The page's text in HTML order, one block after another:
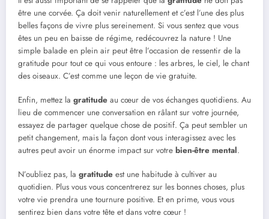
être une corvée. Ça doit venir naturellement et c’est l’une des plus
belles façons de vivre plus sereinement. Si vous sentez que vous
êtes un peu en baisse de régime, redécouvrez la nature ! Une
simple balade en plein air peut être l’occasion de ressentir de la
gratitude pour tout ce qui vous entoure : les arbres, le ciel, le chant
des oiseaux. C’est comme une leçon de vie gratuite.
Enfin, mettez la gratitude au cœur de vos échanges quotidiens. Au
lieu de commencer une conversation en râlant sur votre journée,
essayez de partager quelque chose de positif. Ça peut sembler un
petit changement, mais la façon dont vous interagissez avec les
autres peut avoir un énorme impact sur votre bien-être mental.
N’oubliez pas, la gratitude est une habitude à cultiver au
quotidien. Plus vous vous concentrerez sur les bonnes choses, plus
votre vie prendra une tournure positive. Et en prime, vous vous
sentirez bien dans votre tête et dans votre cœur !